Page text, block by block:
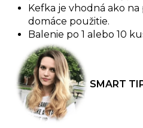
Kefka je vhodná ako
domáce použitie.
Balenie po 1 alebo 10
SMART